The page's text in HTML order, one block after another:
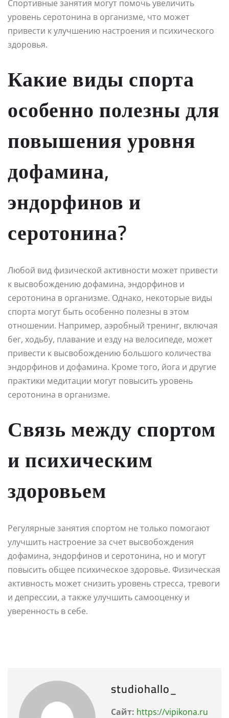
Спортивные занятия могут помочь увеличить
уровень серотонина в организме, что может
привести к улучшению настроения и психического
здоровья.
Какие виды спорта
особенно полезны для
повышения уровня
дофамина,
эндорфинов и
серотонина?
Любой вид физической активности может привести
к высвобождению дофамина, эндорфинов и
серотонина в организме. Однако, некоторые виды
спорта могут быть особенно полезны в этом
отношении. Например, аэробный тренинг, включая
бег, ходьбу, плавание и езду на велосипеде, может
привести к высвобождению большого количества
эндорфинов и дофамина. Кроме того, йога и другие
практики медитации могут повысить уровень
серотонина в организме.
Связь между спортом
и психическим
здоровьем
Регулярные занятия спортом не только помогают
улучшить настроение за счет высвобождения
дофамина, эндорфинов и серотонина, но и могут
повысить общее психическое здоровье. Физическая
активность может снизить уровень стресса, тревоги
и депрессии, а также улучшить самооценку и
уверенность в себе.
studiohallo_
Сайт: https://vipikona.ru